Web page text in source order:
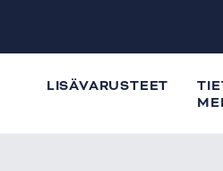
LISÄVARUSTEET